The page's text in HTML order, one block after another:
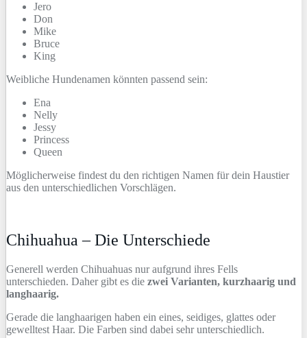
Jero
Don
Mike
Bruce
King
Weibliche Hundenamen könnten passend sein:
Ena
Nelly
Jessy
Princess
Queen
Möglicherweise findest du den richtigen Namen für dein Haustier
aus den unterschiedlichen Vorschlägen.
Chihuahua – Die Unterschiede
Generell werden Chihuahuas nur aufgrund ihres Fells
unterschieden. Daher gibt es die zwei Varianten, kurzhaarig und
langhaarig.
Gerade die langhaarigen haben ein eines, seidiges, glattes oder
gewelltest Haar. Die Farben sind dabei sehr unterschiedlich.